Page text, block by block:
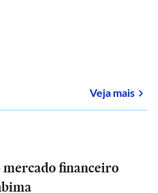
Veja mais
financeiro